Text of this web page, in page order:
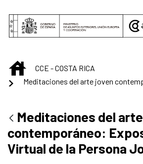
INICIO
CCE - COSTA RICA
Meditaciones del
contemporáneo:
Virtual de la Persona